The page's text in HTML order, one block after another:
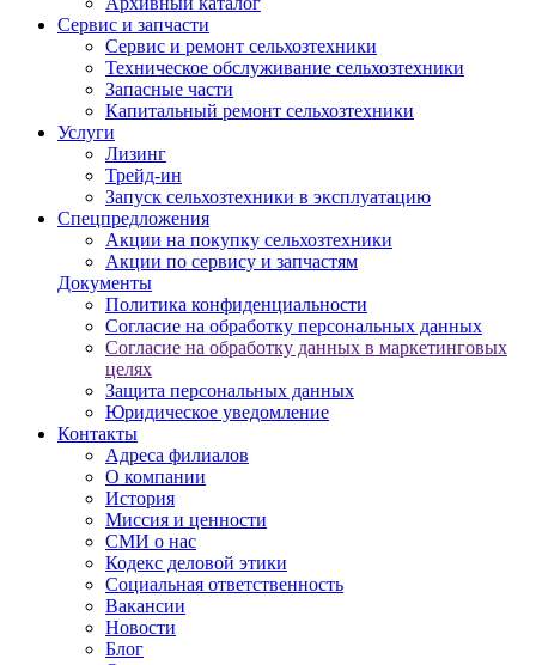
Сервис и запчасти
Сервис и ремонт сельхозтехники
Техническое обслуживание сельхозтехники
Запасные части
Капитальный ремонт сельхозтехники
Услуги
Лизинг
Трейд-ин
Запуск сельхозтехники в эксплуатацию
Спецпредложения
Акции на покупку сельхозтехники
Акции по сервису и запчастям
Документы
Политика конфиденциальности
Согласие на обработку персональных данных
Согласие на обработку данных в маркетинговых
целях
Защита персональных данных
Юридическое уведомление
Контакты
Адреса филиалов
О компании
История
Миссия и ценности
СМИ о нас
Кодекс деловой этики
Социальная ответственность
Вакансии
Новости
Блог